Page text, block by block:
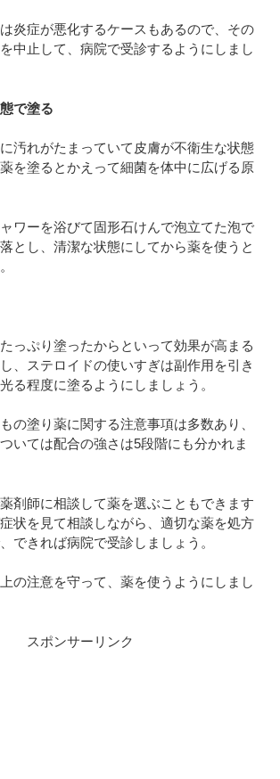
炎症が悪化するケースもあるので、その
中止して、病院で受診するようにしまし
で塗る
汚れがたまっていて皮膚が不衛生な状態
を塗るとかえって細菌を体中に広げる原
ワーを浴びて固形石けんで泡立てた泡で
とし、清潔な状態にしてから薬を使うと
っぷり塗ったからといって効果が高まる
、ステロイドの使いすぎは副作用を引き
る程度に塗るようにしましょう。
の塗り薬に関する注意事項は多数あり、
いては配合の強さは5段階にも分かれま
剤師に相談して薬を選ぶこともできます
状を見て相談しながら、適切な薬を処方
できれば病院で受診しましょう。
の注意を守って、薬を使うようにしまし
スポンサーリンク